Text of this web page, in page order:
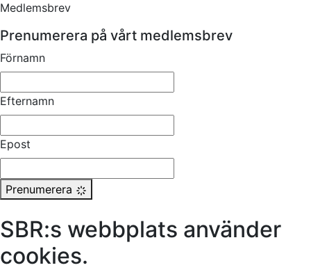
Medlemsbrev
Prenumerera på vårt medlemsbrev
Förnamn
Efternamn
Epost
Prenumerera
SBR:s webbplats använder
cookies.